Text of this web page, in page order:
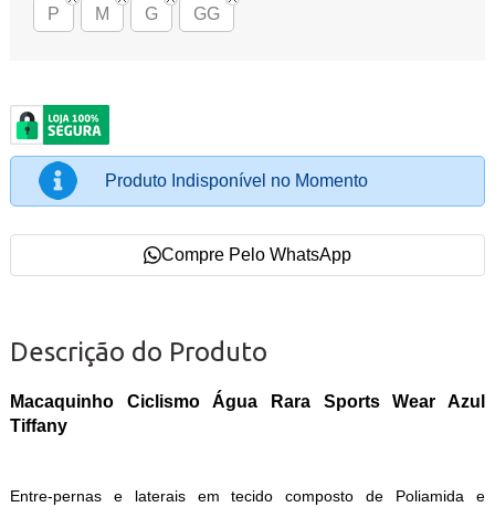
P
M G GG
Produto Indisponível no Momento
Compre Pelo WhatsApp
Descrição do Produto
Macaquinho Ciclismo Água Rara Sports Wear Azul
Tiffany
Entre-pernas e laterais em tecido composto de Poliamida e